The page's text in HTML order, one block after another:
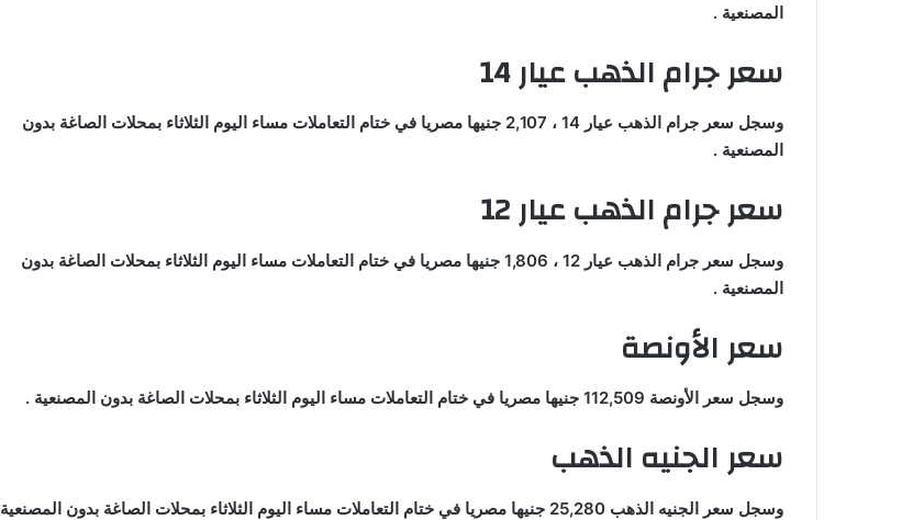
المصنعية .
سعر جرام الذهب عيار 14
وسجل سعر جرام الذهب عيار 14 ، 2,107 جنيها مصريا في ختام التعاملات مساء اليوم الثلاثاء بمحلات الصاغة بدون
المصنعية .
سعر جرام الذهب عيار 12
وسجل سعر جرام الذهب عيار 12 ، 1,806 جنيها مصريا في ختام التعاملات مساء اليوم الثلاثاء بمحلات الصاغة بدون
المصنعية .
سعر الأونصة
وسجل سعر الأونصة 112,509 جنيها مصريا في ختام التعاملات مساء اليوم الثلاثاء بمحلات الصاغة بدون المصنعية .
سعر الجنيه الذهب
وسجل سعر الجنيه الذهب 25,280 جنيها مصريا في ختام التعاملات مساء اليوم الثلاثاء بمحلات الصاغة بدون المصنعية